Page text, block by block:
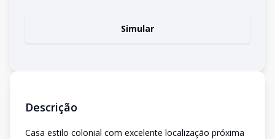
Simular
Descrição
Casa estilo colonial com excelente localização próxima